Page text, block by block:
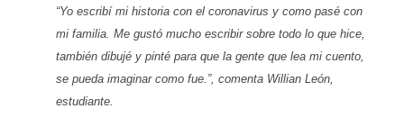
“Yo escribí mi historia con el coronavirus y como pasé con
mi familia. Me gustó mucho escribir sobre todo lo que hice,
también dibujé y pinté para que la gente que lea mi cuento,
se pueda imaginar como fue.”, comenta Willian León,
estudiante.